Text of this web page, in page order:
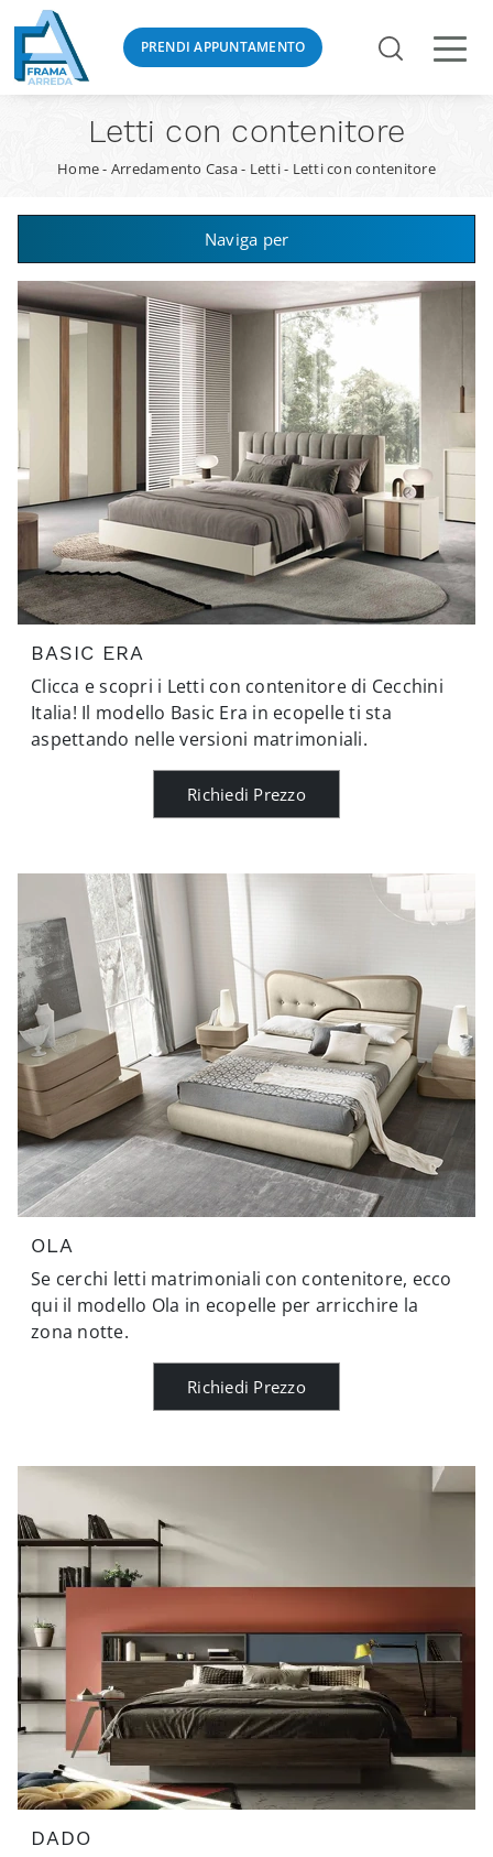
PRENDI APPUNTAMENTO
Letti con contenitore
Home- Arredamento Casa- Letti- Letti con contenitore
Naviga per
BASIC ERA
Clicca e scopri i Letti con contenitore di Cecchini
Italia! Il modello Basic Era in ecopelle ti sta
aspettando nelle versioni matrimoniali.
Richiedi Prezzo
OLA
Se cerchi letti matrimoniali con contenitore, ecco
qui il modello Ola in ecopelle per arricchire la
zona notte.
Richiedi Prezzo
DADO